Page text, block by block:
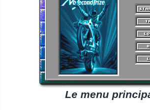
Le menu